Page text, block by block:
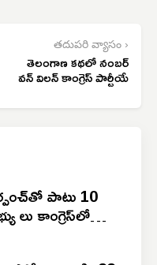
తదుపరి వ్యాసం ›
తెలంగాణ కథలో నంబర్
వన్ విలన్ కాంగ్రెస్ పార్టీయే
పాటు 10
లు కాంగ్రెస్‌లో